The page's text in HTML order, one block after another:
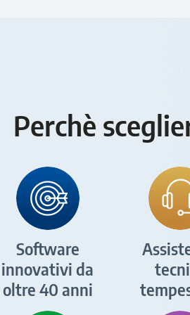
Perchè
Software
innovativi da
oltre 40 anni